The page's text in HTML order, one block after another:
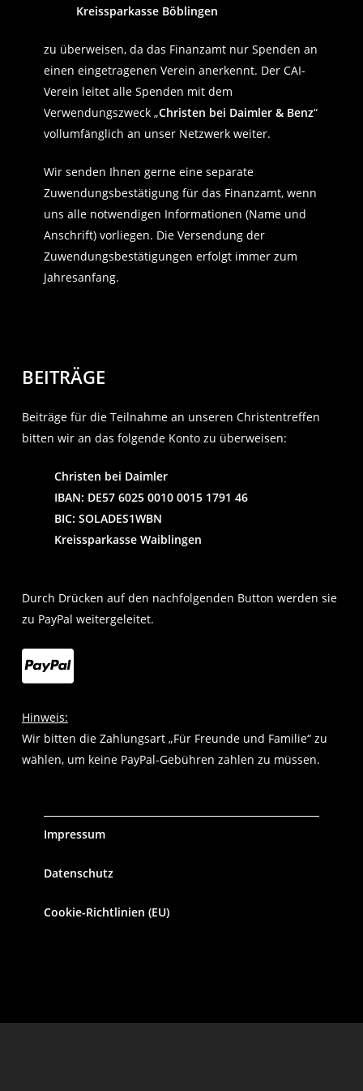
Kreissparkasse Böblingen
zu überweisen, da das Finanzamt nur Spenden an
einen eingetragenen Verein anerkennt. Der CAI-
Verein leitet alle Spenden mit dem
Verwendungszweck „Christen bei Daimler & Benz“
vollumfänglich an unser Netzwerk weiter.
Wir senden Ihnen gerne eine separate
Zuwendungsbestätigung für das Finanzamt, wenn
uns alle notwendigen Informationen (Name und
Anschrift) vorliegen. Die Versendung der
Zuwendungsbestätigungen erfolgt immer zum
Jahresanfang.
BEITRÄGE
Beiträge für die Teilnahme an unseren Christentreffen
bitten wir an das folgende Konto zu überweisen:
Christen bei Daimler
IBAN: DE57 6025 0010 0015 1791 46
BIC: SOLADES1WBN
Kreissparkasse Waiblingen
Durch Drücken auf den nachfolgenden Button werden sie
zu PayPal weitergeleitet.
Hinweis:
Wir bitten die Zahlungsart „Für Freunde und Familie“ zu
wählen, um keine PayPal-Gebühren zahlen zu müssen.
Impressum
Datenschutz
Cookie-Richtlinien (EU)